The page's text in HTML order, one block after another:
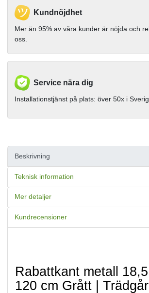
Kundnöjdhet
Mer än 95% av våra kunder är nöjda och
oss.
Service nära dig
Installationstjänst på plats: över 50x i
Beskrivning
Teknisk information
Mer detaljer
Kundrecensioner
Rabattkant metall
120 cm Grått |